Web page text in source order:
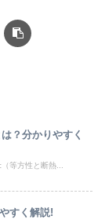
？分かりやすく
等方性と断熱...
すく解説!